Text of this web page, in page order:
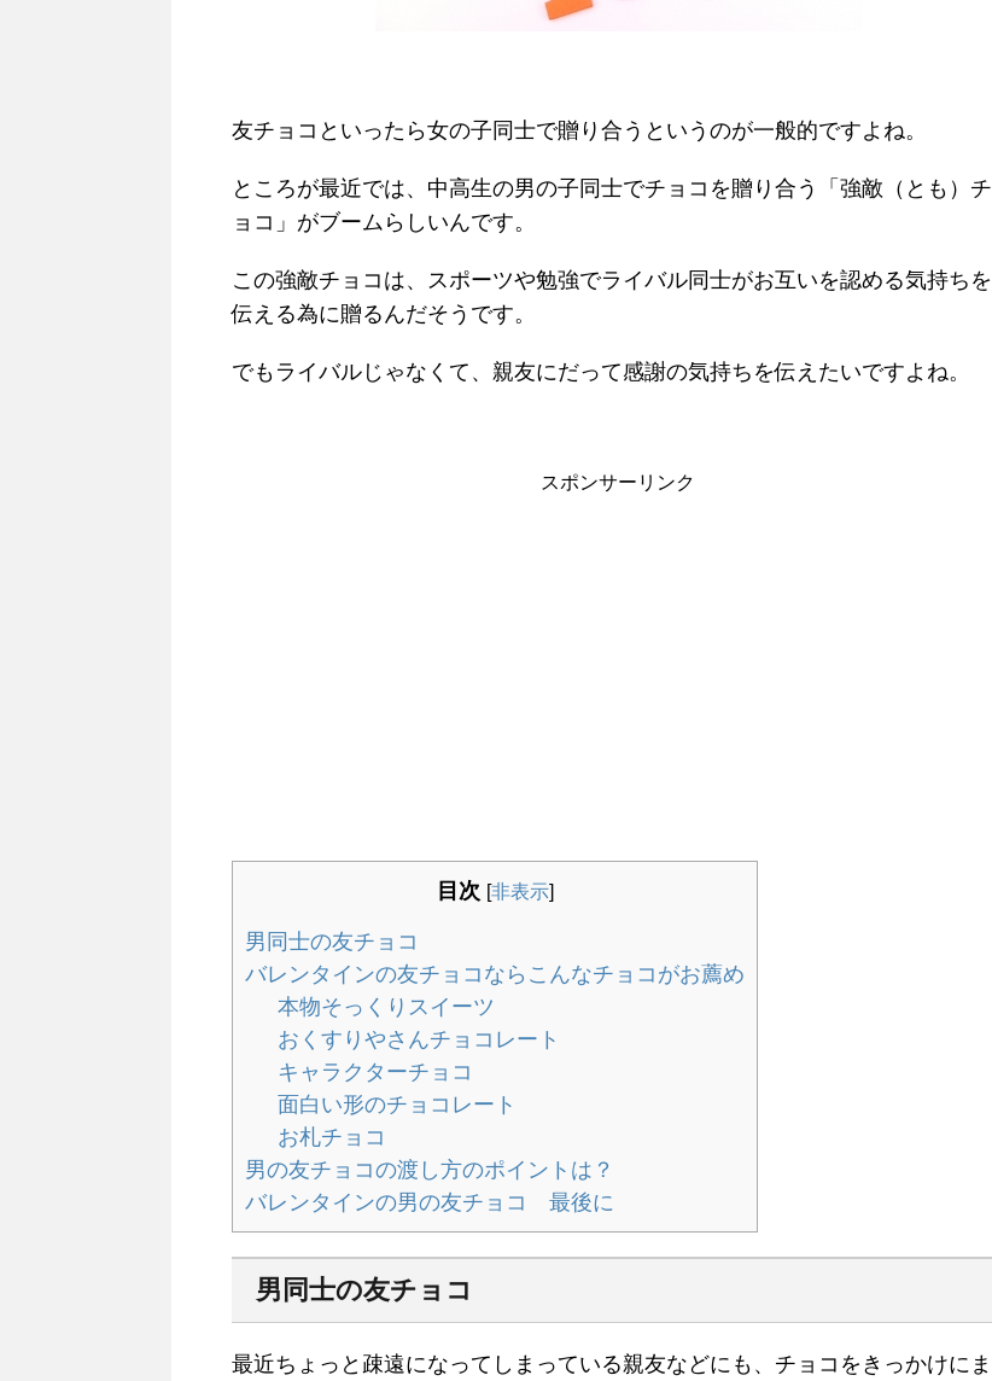
友チョコといったら女の子同士で贈り合うというのが一般的ですよね。
ところが最近では、中高生の男の子同士でチョコを贈り合う「強敵（とも）チ
ョコ」がブームらしいんです。
この強敵チョコは、スポーツや勉強でライバル同士がお互いを認める気持ちを
伝える為に贈るんだそうです。
でもライバルじゃなくて、親友にだって感謝の気持ちを伝えたいですよね。
スポンサーリンク
目次 [非表示]
男同士の友チョコ
バレンタインの友チョコならこんなチョコがお薦め
本物そっくりスイーツ
おくすりやさんチョコレート
キャラクターチョコ
面白い形のチョコレート
お札チョコ
男の友チョコの渡し方のポイントは？
バレンタインの男の友チョコ 最後に
男同士の友チョコ
最近ちょっと疎遠になってしまっている親友などにも、チョコをきっかけにま